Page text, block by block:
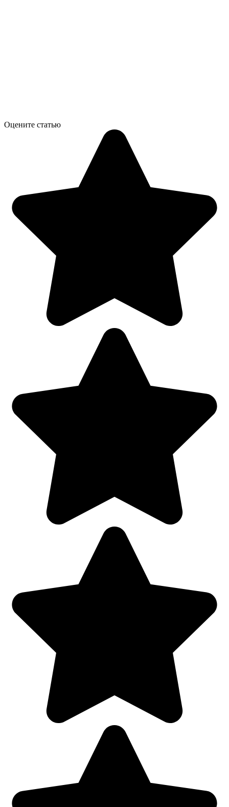
Оцените статью